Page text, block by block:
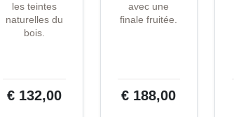
les teintes
naturelles du
bois.
€ 132,00
avec une
finale fruitée.
€ 188,00